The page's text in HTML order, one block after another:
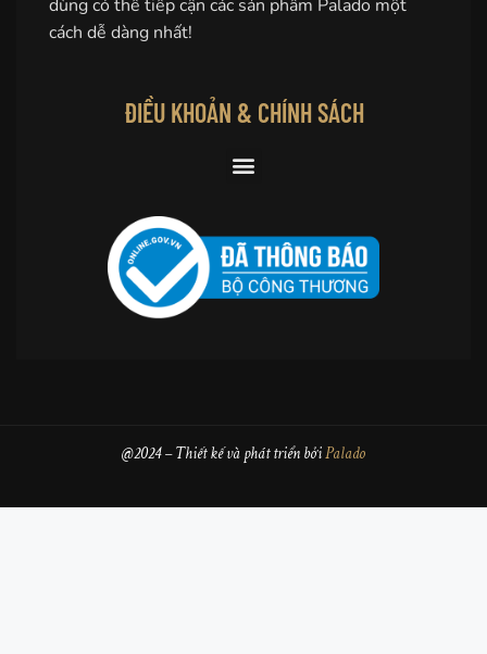
dùng có thể tiếp cận các sản phẩm Palado một
cách dễ dàng nhất!
ĐIỀU KHOẢN & CHÍNH SÁCH
@2024 – Thiết kế và phát triển bởiPalado